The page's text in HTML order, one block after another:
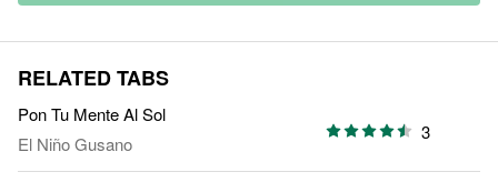
RELATED TABS
Pon Tu Mente Al Sol
El Niño Gusano
3